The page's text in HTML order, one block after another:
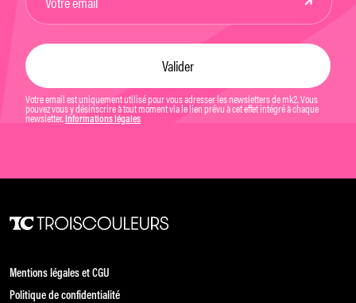
Votre email est uniquement utilisé pour vous adresser les newsletters de mk2. Vous
pouvez vous y désinscrire à tout moment via le lien prévu à cet effet intégré à chaque
newsletter. Informations légales
Mentions légales et CGU
Politique de confidentialité